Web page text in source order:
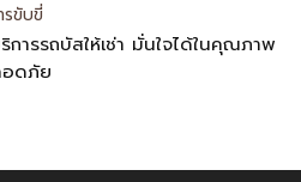
รขับขี่
การรถบัสให้เช่า มั่นใจได้ในคุณภาพ
อดภัย